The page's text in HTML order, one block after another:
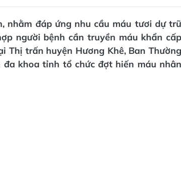
nhằm đáp ứng nhu cầu máu tươi dự trữ
người bệnh cần truyền máu khẩn cấp
Thị trấn huyện Hương Khê, Ban Thường
khoa tỉnh tổ chức đợt hiến máu nhân